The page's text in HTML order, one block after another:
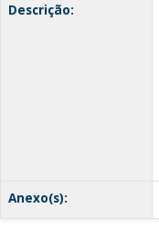
Descrição:
Anexo(s):